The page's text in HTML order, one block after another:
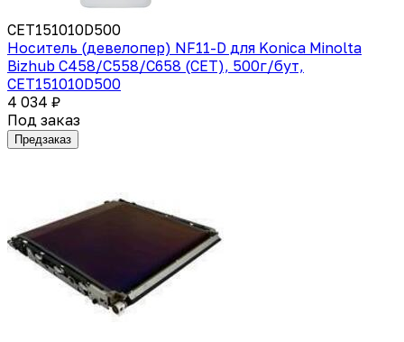
CET151010D500
Носитель (девелопер) NF11-D для Konica Minolta
Bizhub C458/C558/C658 (CET), 500г/бут,
CET151010D500
4 034 ₽
Под заказ
Предзаказ